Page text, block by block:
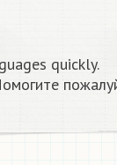
quickly.